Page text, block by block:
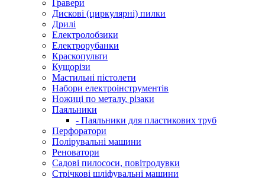
Гравери
Дискові (циркулярні) пилки
Дрилі
Електролобзики
Електрорубанки
Краскопульти
Кущорізи
Мастильні пістолети
Набори електроінструментів
Ножиці по металу, різаки
Паяльники
- Паяльники для пластикових труб
Перфоратори
Полірувальні машини
Реноватори
Садові пилососи, повітродувки
Стрічкові шліфувальні машини